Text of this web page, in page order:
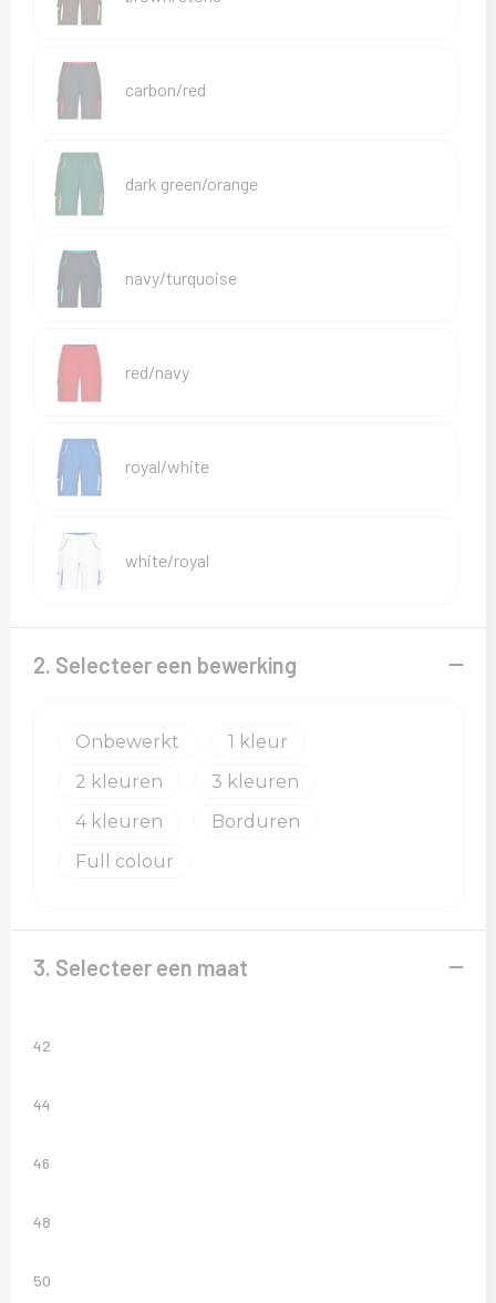
T-Shirts
Veiligheidsvesten en Veiligheidshesjes
Vesten
carbon/red
dark green/orange
navy/turquoise
red/navy
royal/white
white/royal
2. Selecteer een bewerking
Onbewerkt
1
2
3
4
Borduren
Full colour
3. Selecteer een maat
42
44
46
48
50